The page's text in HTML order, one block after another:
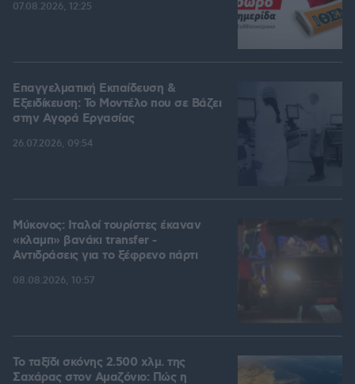
07.08.2026, 12:25
Επαγγελματική Εκπαίδευση &
Εξειδίκευση: Το Mοντέλο που σε Bάζει
στην Aγορά Eργασίας
26.07.2026, 09:54
Μύκονος: Ιταλοί τουρίστες έκαναν
«κλαμπ» βανάκι transfer -
Αντιδράσεις για το ξέφρενο πάρτι
08.08.2026, 10:57
Το ταξίδι σκόνης 2.500 χλμ. της
Σαχάρας στον Αμαζόνιο: Πώς η